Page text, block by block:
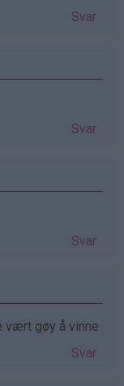
Svar
Svar
Svar
vært gøy å vinne
Svar